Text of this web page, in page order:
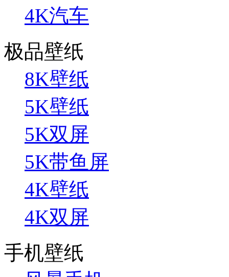
4K汽车
极品壁纸
8K壁纸
5K壁纸
5K双屏
5K带鱼屏
4K壁纸
4K双屏
手机壁纸